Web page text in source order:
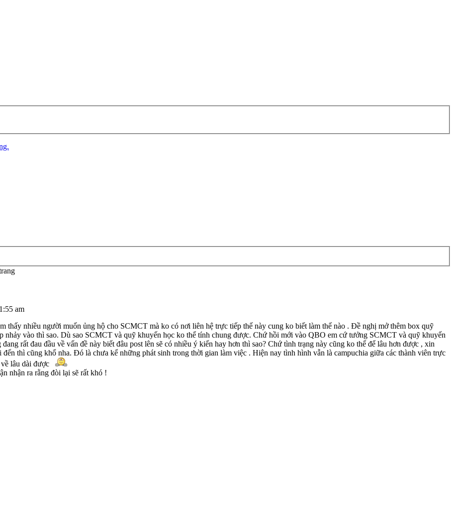
am
thấy nhiều người muốn ủng hộ cho SCMCT mà ko có nơi liên hệ trực tiếp thế này cung ko biết làm thế nào . Đề nghị mở thêm box quỹ
nhảy vào thì sao. Dù sao SCMCT và quỹ khuyến học ko thể tính chung được. Chứ hồi mới vào QBO em cứ tưởng SCMCT và quỹ khuyến
rất đau đầu về vấn đề này biết đâu post lên sẽ có nhiều ý kiến hay hơn thì sao? Chứ tình trạng này cũng ko thể để lâu hơn được , xin
thì cũng khổ nha. Đó là chưa kể những phát sinh trong thời gian làm việc . Hiện nay tình hình vẫn là campuchia giữa các thành viên trực
lâu dài được
nhận ra rằng đòi lại sẽ rất khó !